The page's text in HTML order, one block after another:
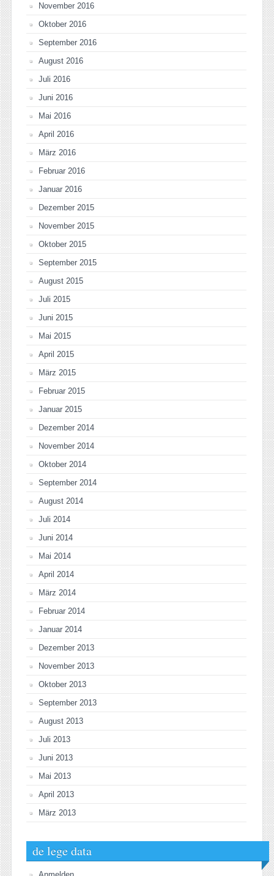
November 2016
Oktober 2016
September 2016
August 2016
Juli 2016
Juni 2016
Mai 2016
April 2016
März 2016
Februar 2016
Januar 2016
Dezember 2015
November 2015
Oktober 2015
September 2015
August 2015
Juli 2015
Juni 2015
Mai 2015
April 2015
März 2015
Februar 2015
Januar 2015
Dezember 2014
November 2014
Oktober 2014
September 2014
August 2014
Juli 2014
Juni 2014
Mai 2014
April 2014
März 2014
Februar 2014
Januar 2014
Dezember 2013
November 2013
Oktober 2013
September 2013
August 2013
Juli 2013
Juni 2013
Mai 2013
April 2013
März 2013
de lege data